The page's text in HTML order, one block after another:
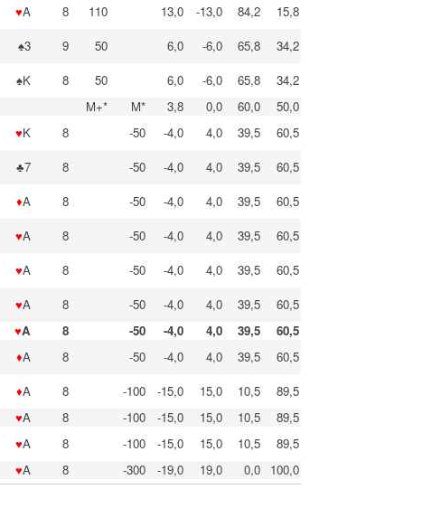
♥A 8 110 13,0 -13,0 84,2
15,8
♠3 9 50 6,0 -6,0 65,8
34,2
♠K 8 50 6,0 -6,0 65,8
34,2
M+* M* 3,8 0,0 60,0
50,0
♥K 8 -50 -4,0 4,0 39,5
60,5
♣7 8 -50 -4,0 4,0 39,5
60,5
♦A 8 -50 -4,0 4,0 39,5
60,5
♥A 8 -50 -4,0 4,0 39,5
60,5
♥A 8 -50 -4,0 4,0 39,5
60,5
♥A 8 -50 -4,0 4,0 39,5
60,5
♥A 8 -50 -4,0 4,0 39,5
60,5
♦A 8 -50 -4,0 4,0 39,5
60,5
♦A 8 -100 -15,0 15,0 10,5
89,5
♥A 8 -100 -15,0 15,0 10,5
89,5
♥A 8 -100 -15,0 15,0 10,5
89,5
♥A 8 -300 -19,0 19,0 0,0 100,0